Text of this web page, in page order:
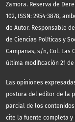
Zamora. Reserva de
102, ISSN: 2954-3878,
de Autor. Responsable
de Ciencias Políticas y
Campanas, s/n, Col. Las
última modificación 21
Las opiniones
postura del editor de la
parcial de los
cite la fuente completa